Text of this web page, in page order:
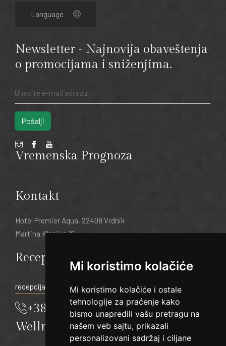
Mi koristimo kolačiće
Mi koristimo kolačiće i ostale
tehnologije za praćenje kako
bismo unapredili vašu pretragu na
našem veb sajtu, prikazali
personalizovani sadržaj i ciljane
Newsletter - Najnovija obaveštenja
o promocijama i sniženjima.
Pošalji
Vremenska Prognoza
Kontakt
Hotel Premier Aqua, 22408 Vrdnik
Martina Klasića 16
Recepcija:
recepcija@hotelpremier.rs
+381 22 21 55 333
Wellness & Spa